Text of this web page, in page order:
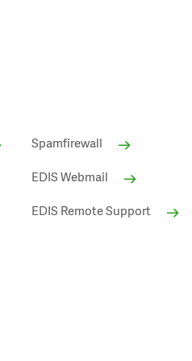
Spamfirewall
EDIS Webmail
EDIS Remote Support